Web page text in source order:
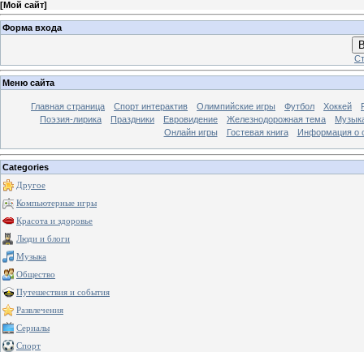
[Мой сайт]
Форма входа
Меню сайта
Главная страница Спорт интерактив Олимпийские игры Футбол Хоккей
Поэзия-лирика
Праздники Евровидение Железнодорожная тема
Онлайн игры
Гостевая книга Информация о
Categories
Другое
Компьютерные игры
Красота и здоровье
Люди и блоги
Музыка
Общество
Путешествия и события
Развлечения
Сериалы
Спорт